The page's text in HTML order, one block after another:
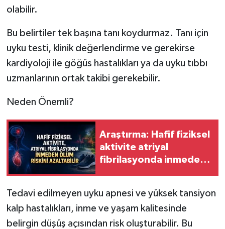
olabilir.
Bu belirtiler tek başına tanı koydurmaz. Tanı için
uyku testi, klinik değerlendirme ve gerekirse
kardiyoloji ile göğüs hastalıkları ya da uyku tıbbı
uzmanlarının ortak takibi gerekebilir.
Neden Önemli?
Araştırma: Hafif fiziksel
aktivite atriyal
fibrilasyonda inmeden
Tedavi edilmeyen uyku apnesi ve yüksek tansiyon
kalp hastalıkları, inme ve yaşam kalitesinde
belirgin düşüş açısından risk oluşturabilir. Bu